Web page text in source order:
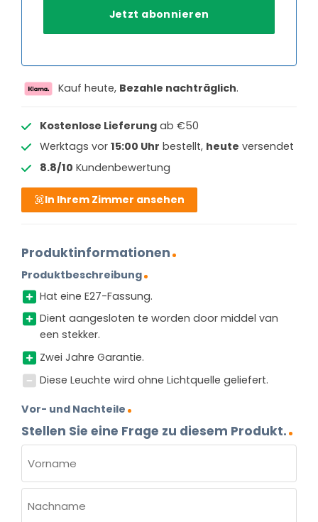
Kauf heute, Bezahle nachträglich.
Kostenlose Lieferungab €50
Werktags vor 15:00 Uhr bestellt, heute versendet
8.8/10 Kundenbewertung
In Ihrem Zimmer ansehen
Produktinformationen
Produktbeschreibung
Hat eine E27-Fassung.
Dient aangesloten te worden door middel van
een stekker.
Zwei Jahre Garantie.
Diese Leuchte wird ohne Lichtquelle geliefert.
Vor- und Nachteile
Stellen Sie eine Frage zu diesem Produkt.
(ERFORDERLICH)
Vorname